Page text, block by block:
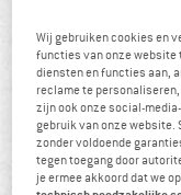
Wij gebruiken cookies en
functies van onze website
diensten en functies aan,
reclame te
zijn ook onze social-
gebruik van onze website.
zonder voldoende
tegen toegang door
je ermee akkoord dat we